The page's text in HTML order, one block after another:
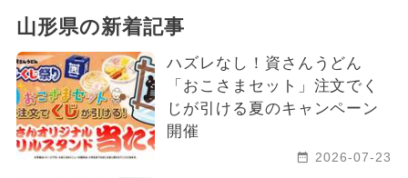
山形県の新着記事
ハズレなし！資さんうどん
「おこさまセット」注文でく
じが引ける夏のキャンペーン
開催
2026-07-23